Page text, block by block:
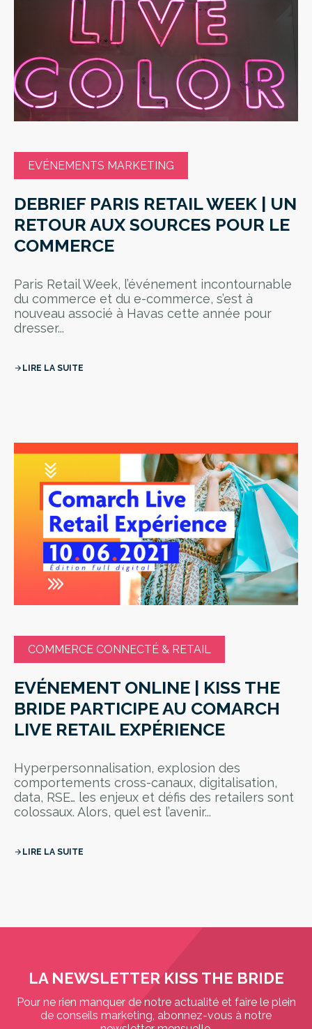
EVÉNEMENTS MARKETING
DEBRIEF PARIS RETAIL WEEK | UN
RETOUR AUX SOURCES POUR LE
COMMERCE
Paris Retail Week, l’événement incontournable
du commerce et du e-commerce, s’est à
nouveau associé à Havas cette année pour
dresser...
arrow_forward LIRE LA SUITE
COMMERCE CONNECTÉ & RETAIL
EVÉNEMENT ONLINE | KISS THE
BRIDE PARTICIPE AU COMARCH
LIVE RETAIL EXPÉRIENCE
Hyperpersonnalisation, explosion des
comportements cross-canaux, digitalisation,
data, RSE… les enjeux et défis des retailers sont
colossaux. Alors, quel est l’avenir...
arrow_forward LIRE LA SUITE
LA NEWSLETTER KISS THE BRIDE
Pour ne rien manquer de notre actualité et faire le plein
de conseils marketing, abonnez-vous à notre